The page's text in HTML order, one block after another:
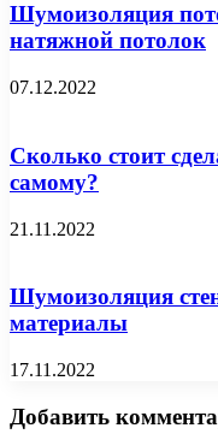
Шумоизоляция
натяжной потолок
07.12.2022
Сколько стоит
самому?
21.11.2022
Шумоизоляция
материалы
17.11.2022
Добавить